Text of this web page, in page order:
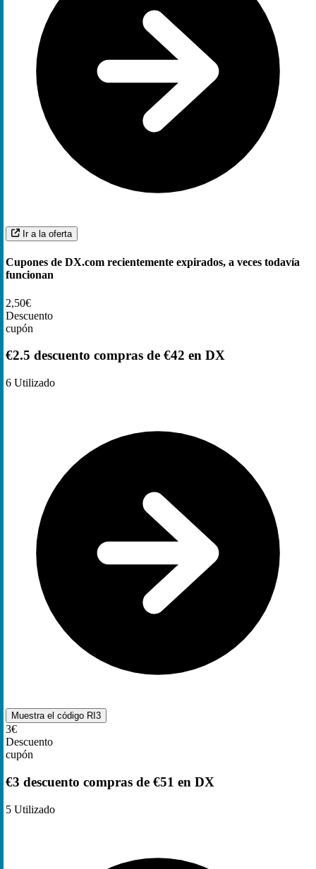
Ir a la oferta
Cupones de DX.com recientemente expirados, a veces todavía
funcionan
2,50€
Descuento
cupón
€2.5 descuento compras de €42 en DX
6 Utilizado
Muestra el código RI3
3€
Descuento
cupón
€3 descuento compras de €51 en DX
5 Utilizado